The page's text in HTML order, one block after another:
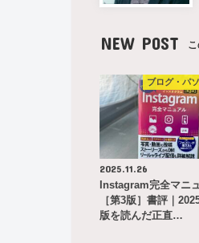
NEW POST
ブログ・パ
2025.11.26
Instagram完全マニ
［第3版］書評｜
版を読んだ正直…